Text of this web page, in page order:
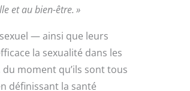
et au bien-être. »
— ainsi que leurs
la sexualité dans les
moment qu’ils sont tous
définissant la santé